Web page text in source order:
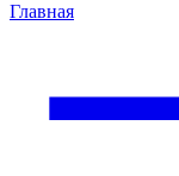
Главная